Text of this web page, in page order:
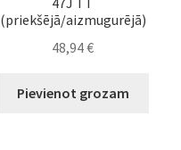
(priekšējā/aizmugurējā)
48,94€
Pievienot grozam